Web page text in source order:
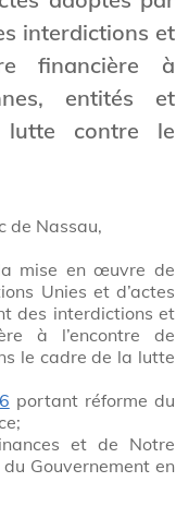
interdictions et
financière à
entités et
contre le
de Nassau,
mise en œuvre de
Unies et d’actes
des interdictions et
à l’encontre de
le cadre de la lutte
portant réforme du
et de Notre
Gouvernement en